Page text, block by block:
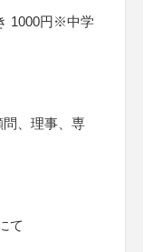
1000円※中学
、理事、専
て